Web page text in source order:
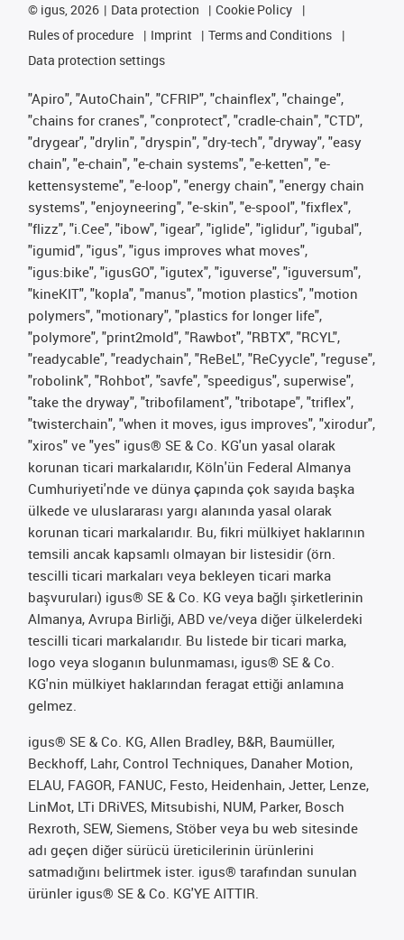
© igus, 2026 Data protection
Cookie Policy
Rules of procedure
Imprint
Terms and Conditions
Data protection settings
"Apiro", "AutoChain", "CFRIP", "chainflex", "chainge",
"chains for cranes", "conprotect", "cradle-chain", "CTD",
"drygear", "drylin", "dryspin", "dry-tech", "dryway", "easy
chain", "e-chain", "e-chain systems", "e-ketten", "e-
kettensysteme", "e-loop", "energy chain", "energy chain
systems", "enjoyneering", "e-skin", "e-spool", "fixflex",
"flizz", "i.Cee", "ibow", "igear", "iglide", "iglidur", "igubal",
"igumid", "igus", "igus improves what moves",
"igus:bike", "igusGO", "igutex", "iguverse", "iguversum",
"kineKIT", "kopla", "manus", "motion plastics", "motion
polymers", "motionary", "plastics for longer life",
"polymore", "print2mold", "Rawbot", "RBTX", "RCYL",
"readycable", "readychain", "ReBeL", "ReCyycle", "reguse",
"robolink", "Rohbot", "savfe", "speedigus", superwise",
"take the dryway", "tribofilament", "tribotape", "triflex",
"twisterchain", "when it moves, igus improves", "xirodur",
"xiros" ve "yes" igus® SE & Co. KG'un yasal olarak
korunan ticari markalarıdır, Köln'ün Federal Almanya
Cumhuriyeti'nde ve dünya çapında çok sayıda başka
ülkede ve uluslararası yargı alanında yasal olarak
korunan ticari markalarıdır. Bu, fikri mülkiyet haklarının
temsili ancak kapsamlı olmayan bir listesidir (örn.
tescilli ticari markaları veya bekleyen ticari marka
başvuruları) igus® SE & Co. KG veya bağlı şirketlerinin
Almanya, Avrupa Birliği, ABD ve/veya diğer ülkelerdeki
tescilli ticari markalarıdır. Bu listede bir ticari marka,
logo veya sloganın bulunmaması, igus® SE & Co.
KG'nin mülkiyet haklarından feragat ettiği anlamına
gelmez.
igus® SE & Co. KG, Allen Bradley, B&R, Baumüller,
Beckhoff, Lahr, Control Techniques, Danaher Motion,
ELAU, FAGOR, FANUC, Festo, Heidenhain, Jetter, Lenze,
LinMot, LTi DRiVES, Mitsubishi, NUM, Parker, Bosch
Rexroth, SEW, Siemens, Stöber veya bu web sitesinde
adı geçen diğer sürücü üreticilerinin ürünlerini
satmadığını belirtmek ister. igus® tarafından sunulan
ürünler igus® SE & Co. KG'YE AITTIR.